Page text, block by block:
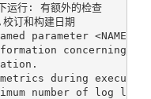
行: 有额外的检查
订和构建日期
parameter
concerning
during execution
number of log